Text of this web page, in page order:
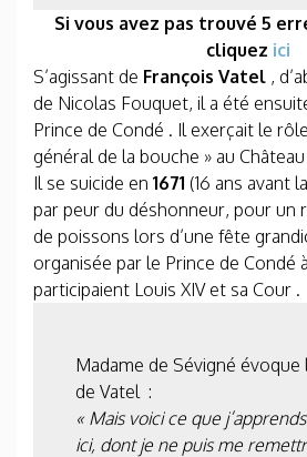
Si vous avez pas trouvé 5
cliquez ici
S’agissant de François Vatel ,
de Nicolas Fouquet, il a été
Prince de Condé . Il exerçait le
général de la bouche » au
Il se suicide en 1671 (16 ans avant
par peur du déshonneur, pour un
de poissons lors d’une fête
organisée par le Prince de Condé
participaient Louis XIV et sa Cour .
Madame de Sévigné évoque
de Vatel :
« Mais voici ce que
ici, dont je ne puis me